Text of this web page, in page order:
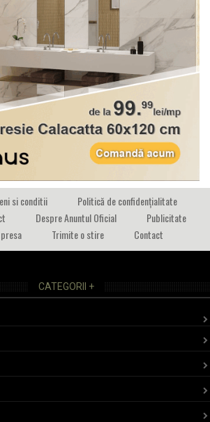
si conditii
Politică de confidențialitate
Despre Anuntul Oficial
Publicitate
Trimite o stire Contact
CATEGORII +